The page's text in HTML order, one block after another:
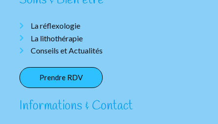
La réflexologie
La lithothérapie
Conseils et Actualités
Prendre RDV
Informations & Contact